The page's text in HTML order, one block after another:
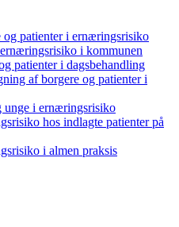
og patienter i ernæringsrisiko
i kommunen
patienter i dagsbehandling
af borgere og patienter i
unge i ernæringsrisiko
hos indlagte patienter på
i almen praksis